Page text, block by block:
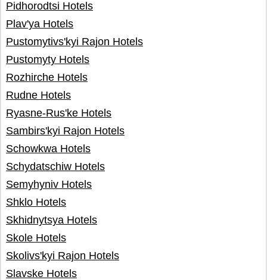
Pidhorodtsi Hotels
Plav'ya Hotels
Pustomytivs'kyi Rajon Hotels
Pustomyty Hotels
Rozhirche Hotels
Rudne Hotels
Ryasne-Rus'ke Hotels
Sambirs'kyi Rajon Hotels
Schowkwa Hotels
Schydatschiw Hotels
Semyhyniv Hotels
Shklo Hotels
Skhidnytsya Hotels
Skole Hotels
Skolivs'kyi Rajon Hotels
Slavske Hotels